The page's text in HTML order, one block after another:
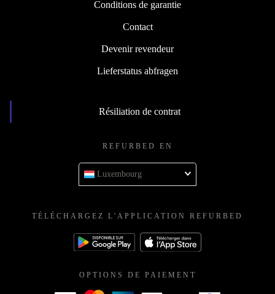
Conditions de garantie
Contact
Devenir revendeur
Lieferstatus abfragen
Résiliation de contrat
REFURBED EN
Luxembourg
TÉLÉCHARGEZ L'APPLICATION REFURBED
OPTIONS DE PAIEMENT